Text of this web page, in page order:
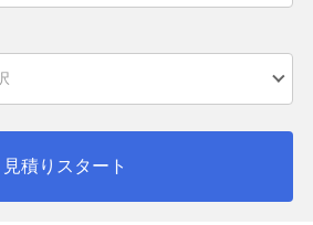
見積りスタート